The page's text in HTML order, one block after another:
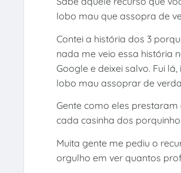
lobo mau que assopra de
Contei a história dos 3
nada me veio essa história
Google e deixei salvo. Fui
lobo mau assoprar de
Gente como eles
cada casinha dos
Muita gente me pediu o
orgulho em ver quantos